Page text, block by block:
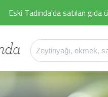
Eski Tadında'da satılan